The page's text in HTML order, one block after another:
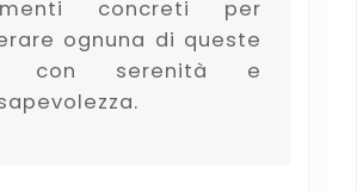
concreti per
ognuna di queste
con serenità e